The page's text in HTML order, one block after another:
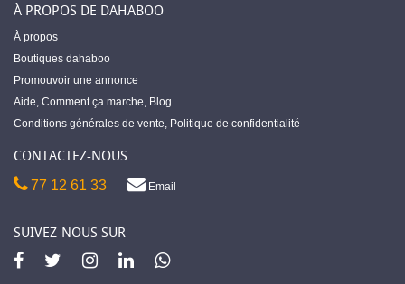
À PROPOS DE DAHABOO
À propos
Boutiques dahaboo
Promouvoir une annonce
Aide, Comment ça marche, Blog
Conditions générales de vente, Politique de confidentialité
CONTACTEZ-NOUS
77 12 61 33 Email
SUIVEZ-NOUS SUR